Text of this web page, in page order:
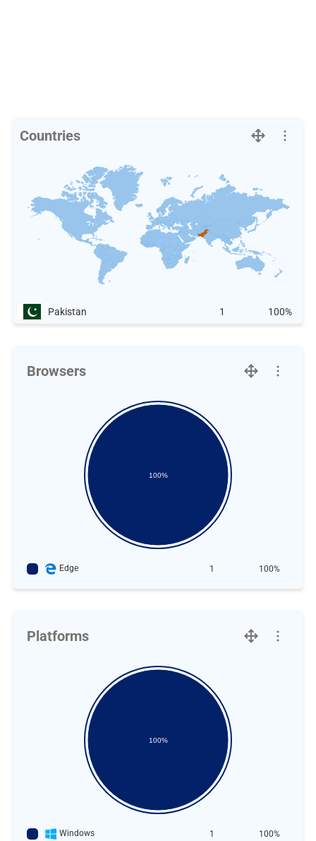
Countries
Pakistan 1 100%
Browsers
100%
Edge 1 100%
Platforms
100%
Windows 1 100%